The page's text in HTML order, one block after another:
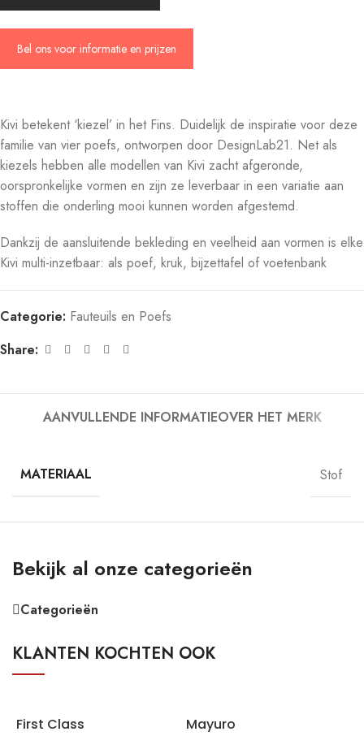
Bel ons voor informatie en prijzen
Kivi betekent ‘kiezel’ in het Fins. Duidelijk de inspiratie voor deze
familie van vier poefs, ontworpen door DesignLab21. Net als
kiezels hebben alle modellen van Kivi zacht afgeronde,
oorspronkelijke vormen en zijn ze leverbaar in een variatie aan
stoffen die onderling mooi kunnen worden afgestemd.
Dankzij de aansluitende bekleding en veelheid aan vormen is elke
Kivi multi-inzetbaar: als poef, kruk, bijzettafel of voetenbank
Categorie: Fauteuils en Poefs
Share:
AANVULLENDE INFORMATIEOVER HET MERK
MATERIAAL Stof
Bekijk al onze categorieën
Categorieën
KLANTEN KOCHTEN OOK
First Class
Mayuro